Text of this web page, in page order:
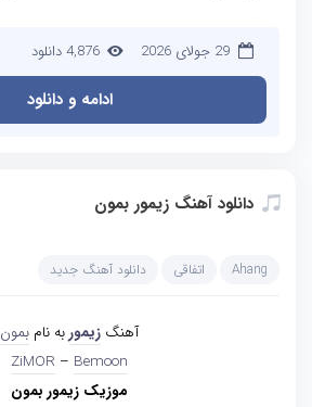
29 جولای 2026 4,876 دانلود
ادامه و دانلود
دانلود آهنگ زیمور بمون
Ahang اتفاقی دانلود آهنگ جدید
آهنگ زیموربه نام بمون
ZiMOR – Bemoon
موزیک زیمور بمون